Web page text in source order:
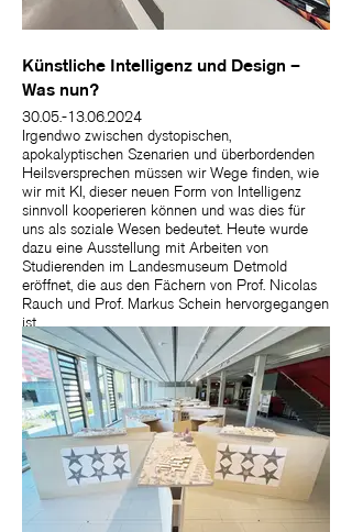
Künstliche Intelligenz und Design –
Was nun?
30.05.-13.06.2024
Irgendwo zwischen dystopischen,
apokalyptischen Szenarien und überbordenden
Heilsversprechen müssen wir Wege finden, wie
wir mit KI, dieser neuen Form von Intelligenz
sinnvoll kooperieren können und was dies für
uns als soziale Wesen bedeutet. Heute wurde
dazu eine Ausstellung mit Arbeiten von
Studierenden im Landesmuseum Detmold
eröffnet, die aus den Fächern von Prof. Nicolas
Rauch und Prof. Markus Schein hervorgegangen
ist.